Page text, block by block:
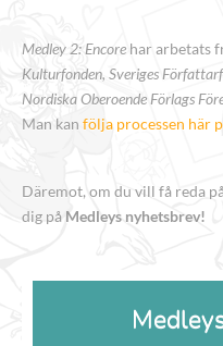
Medley 2: Encore har arbetats
Kulturfonden, Sveriges
Nordiska Oberoende Förlags
Man kan följa processen här
Däremot, om du vill få reda
dig på Medleys nyhetsbrev!